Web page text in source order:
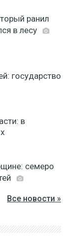
ранил
в лесу
государство
в
семеро
Все новости »